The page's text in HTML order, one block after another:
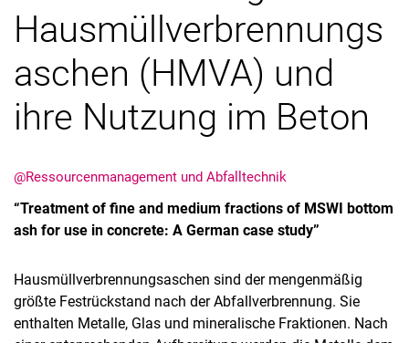
Stellenangebote
Alle Termine
Meldungen: Forschung
Meldungen: Stu­di­um
Infothek: Studienservice
Newswall der Fachgebiete
Suche
Hausmüllverbrennungs
aschen (HMVA) und
ihre Nutzung im Beton
@Ressourcenmanagement und Abfalltechnik
“Treatment of fine and medium fractions of MSWI bottom
ash for use in concrete: A German case study”
Hausmüllverbrennungsaschen sind der mengenmäßig
größte Festrückstand nach der Abfallverbrennung. Sie
enthalten Metalle, Glas und mineralische Fraktionen. Nach